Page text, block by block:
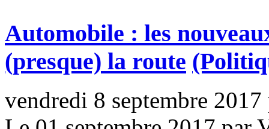
Automobile : les
(presque) la route
vendredi 8 septembre 2017